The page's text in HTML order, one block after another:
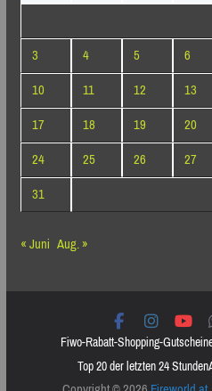
3
4 5 6
10
11 12 13
17
18 19 20
24
25 26 27
31
« Juni Aug. »
Fiwo-Rabatt-Shopping-
Top 20 der letzten 24 Stunden